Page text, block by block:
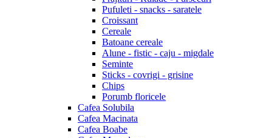
Pufuleti - snacks - saratele
Croissant
Cereale
Batoane cereale
Alune - fistic - caju - migdale
Seminte
Sticks - covrigi - grisine
Chips
Porumb floricele
Cafea Solubila
Cafea Macinata
Cafea Boabe